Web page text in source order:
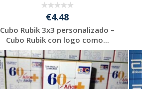
€4.48
Cubo Rubik 3x3 personalizado –
Cubo Rubik con logo como...
Solicitar
presupuesto